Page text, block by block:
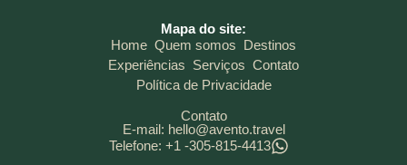
Mapa do site:
Home Quem somos Destinos
Experiências Serviços Contato
Política de Privacidade
Contato
E-mail: hello@avento.travel
Telefone: +1 -305-815-4413